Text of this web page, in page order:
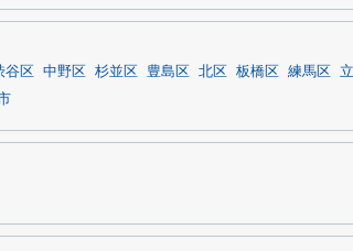
谷区 中野区 杉並区 豊島区 北区 板橋区 練馬区